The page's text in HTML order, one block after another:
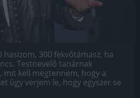
hasizom, 300 fekvőtámasz, ha
Testnevelő tanárnak
mit kell megtennem, hogy a
úgy verjem le, hogy egyszer se